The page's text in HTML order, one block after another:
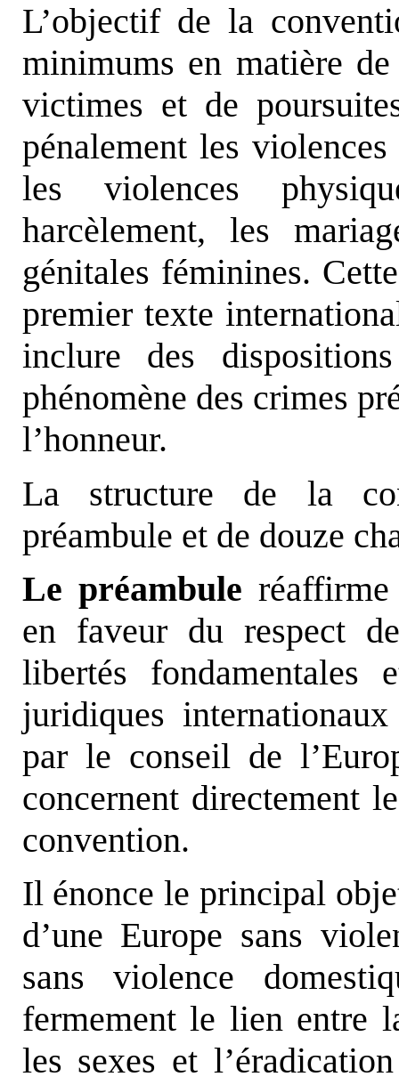
L’objectif de la
minimums en matière
victimes et de
pénalement les
les violences
harcèlement, les
génitales féminines.
premier texte
inclure des
phénomène des crimes
l’honneur.
La structure de la
préambule et de douze
Le préambule réaffirme
en faveur du respect
libertés fondamentales
juridiques
par le conseil de
concernent directement
convention.
Il énonce le principal
d’une Europe sans
sans violence
fermement le lien entre
les sexes et